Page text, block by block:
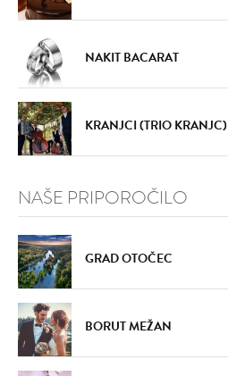
NAKIT BACARAT
KRANJCI (TRIO KRANJC)
NAŠE PRIPOROČILO
GRAD OTOČEC
BORUT MEŽAN